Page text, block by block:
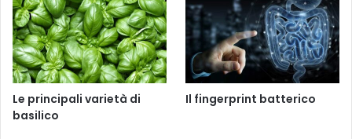
Le principali varietà di
basilico
Il fingerprint batterico